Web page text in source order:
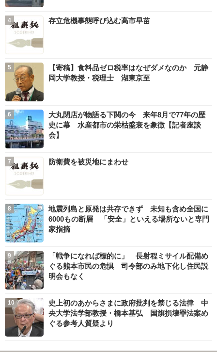
存立危機事態呼び込む高市早苗
【寄稿】食料品ゼロ税率はなぜダメなのか 元静
岡大学教授・税理士 湖東京至
大丸閉店が物語る下関の今 来年8月で77年の歴
史に幕 水産都市の栄枯盛衰を象徴【記者座談
会】
防衛費を被災地にまわせ
地震列島と原発は共存できず 未知も含め全国に
6000もの断層 「安全」といえる場所ないと専門
家指摘
「戦争になれば標的に」 長射程ミサイル配備め
ぐる熊本市民の危惧 司令部のみ地下化し住民説
明会もなく
史上初のあからさまに政府批判を禁じる法律 中
央大学法学部教授・橋本基弘 国旗損壊罪法案め
ぐる参考人質疑より